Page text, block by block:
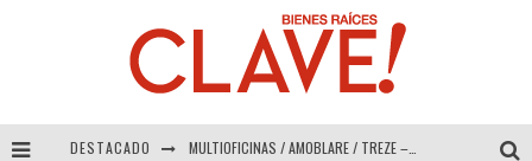
DESTACADO MULTIOFICINAS / AMOBLARE / TREZE – Especial Interiorismo & Decoración 2026